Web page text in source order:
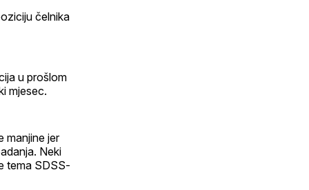
čelnika
u prošlom
mjesec.
manjine jer
Neki
tema SDSS-